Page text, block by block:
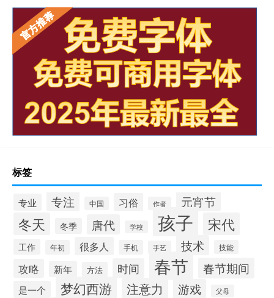
标签
专业 专注 中国 习俗 作者 元宵节
冬天 冬季 唐代 学校 孩子 宋代
工作 年初 很多人 手机 手艺 技术 技能
攻略 新年 方法 时间 春节 春节期间
是一个 梦幻西游 注意力 游戏 父母